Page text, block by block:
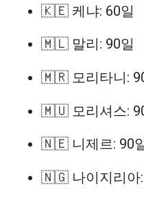
🇰🇪 케냐: 60일
🇲🇱 말리: 90일
🇲🇷 모리타니:
🇲🇺 모리셔스:
🇳🇪 니제르: 90
🇳🇬 나이지리아: